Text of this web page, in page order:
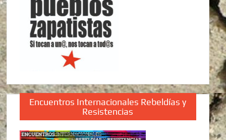
Encuentros Internacionales Rebeldías y
Resistencias